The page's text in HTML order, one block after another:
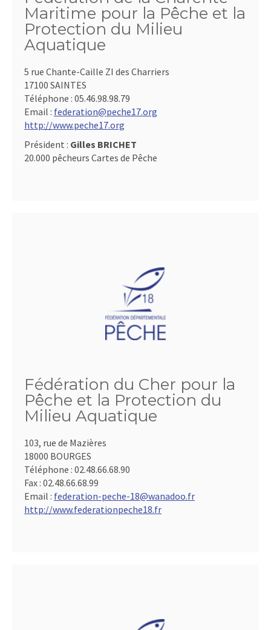
Maritime pour la Pêche et la
Protection du Milieu
Aquatique
5 rue Chante-Caille ZI des Charriers
17100 SAINTES
Téléphone : 05.46.98.98.79
Email : federation@peche17.org
http://www.peche17.org
Président : Gilles BRICHET
20.000 pêcheurs Cartes de Pêche
Fédération du Cher pour la
Pêche et la Protection du
Milieu Aquatique
103, rue de Mazières
18000 BOURGES
Téléphone : 02.48.66.68.90
Fax : 02.48.66.68.99
Email : federation-peche-18@wanadoo.fr
http://www.federationpeche18.fr